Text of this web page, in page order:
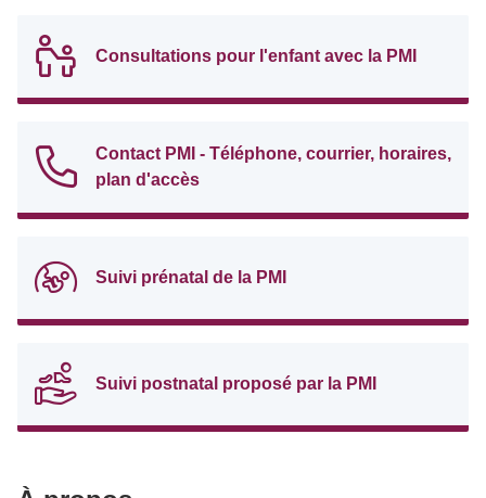
Consultations pour l'enfant avec la PMI
Contact PMI - Téléphone, courrier, horaires,
plan d'accès
Suivi prénatal de la PMI
Suivi postnatal proposé par la PMI